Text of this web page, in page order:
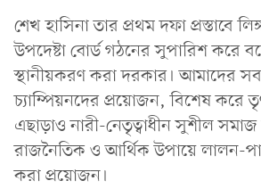
শেখ হাসিনা তার প্রথম দফা প্রস্তাবে
উপদেষ্টা বোর্ড গঠনের সুপারিশ করে
স্থানীয়করণ করা দরকার। আমাদের সব
চ্যাম্পিয়নদের প্রয়োজন, বিশেষ করে
এছাড়াও নারী-নেতৃত্বাধীন সুশীল সমাজ
রাজনৈতিক ও আর্থিক উপায়ে লালন-
করা প্রয়োজন।